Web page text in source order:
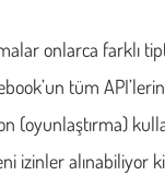
onlarca farklı
tüm
(oyunlaştırma)
izinler alınabiliyor